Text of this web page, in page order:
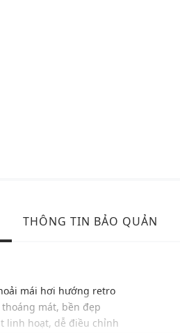
THÔNG TIN BẢO QUẢN
mái hơi hướng retro
mát, bền đẹp
linh hoạt, dễ điều chỉnh